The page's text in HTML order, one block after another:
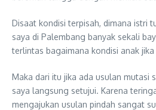
Disaat kondisi terpisah, dimana istri
saya di Palembang banyak sekali
terlintas bagaimana kondisi anak
Maka dari itu jika ada usulan mutasi
saya langsung setujui. Karena
mengajukan usulan pindah sangat